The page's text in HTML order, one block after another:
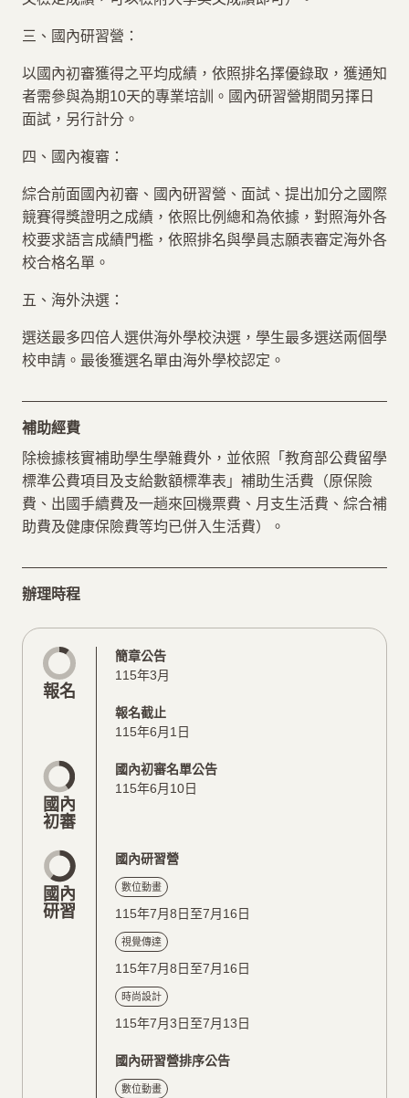
三、國內研習營：
以國內初審獲得之平均成績，依照排名擇優錄取，獲通知
者需參與為期10天的專業培訓。國內研習營期間另擇日
面試，另行計分。
四、國內複審：
綜合前面國內初審、國內研習營、面試、提出加分之國際
競賽得獎證明之成績，依照比例總和為依據，對照海外各
校要求語言成績門檻，依照排名與學員志願表審定海外各
校合格名單。
五、海外決選：
選送最多四倍人選供海外學校決選，學生最多選送兩個學
校申請。最後獲選名單由海外學校認定。
補助經費
除檢據核實補助學生學雜費外，並依照「教育部公費留學
標準公費項目及支給數額標準表」補助生活費（原保險
費、出國手續費及一趟來回機票費、月支生活費、綜合補
助費及健康保險費等均已併入生活費）。
辦理時程
報名
簡章公告
115年3月
報名截止
115年6月1日
國內
初審
國內初審名單公告
115年6月10日
國內
研習
國內研習營
數位動畫
115年7月8日至7月16日
視覺傳達
115年7月8日至7月16日
時尚設計
115年7月3日至7月13日
國內研習營排序公告
數位動畫